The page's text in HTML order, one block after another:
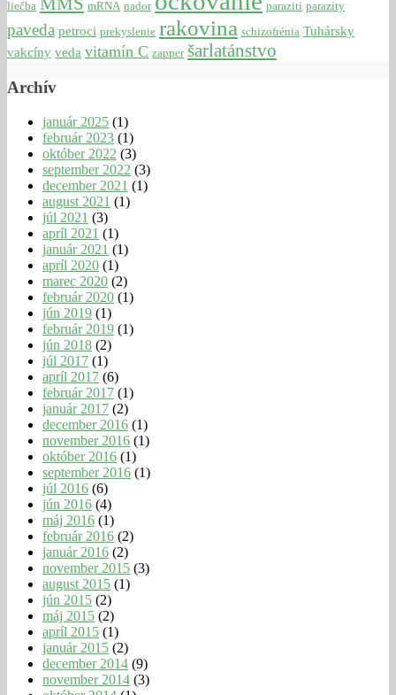
liečba mRNA nador paraziti parazity
paveda petroci prekyslenie rakovina schizofrénia Tuhársky
vakcíny veda vitamín C zapper šarlatánstvo
Archív
január 2025 (1)
február 2023 (1)
október 2022 (3)
september 2022 (3)
december 2021 (1)
august 2021 (1)
júl 2021 (3)
apríl 2021 (1)
január 2021 (1)
apríl 2020 (1)
marec 2020 (2)
február 2020 (1)
jún 2019 (1)
február 2019 (1)
jún 2018 (2)
júl 2017 (1)
apríl 2017 (6)
február 2017 (1)
január 2017 (2)
december 2016 (1)
november 2016 (1)
október 2016 (1)
september 2016 (1)
júl 2016 (6)
jún 2016 (4)
máj 2016 (1)
február 2016 (2)
január 2016 (2)
november 2015 (3)
august 2015 (1)
jún 2015 (2)
máj 2015 (2)
apríl 2015 (1)
január 2015 (2)
december 2014 (9)
november 2014 (3)